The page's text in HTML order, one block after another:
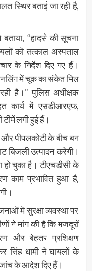
स्थिर बताई जा रही है,
बताया, “हादसे की सूचना
को तत्काल अस्पताल
के निर्देश दिए गए हैं।
में चूक का संकेत मिल
है।” पुलिस अधीक्षक
कार्य में एसडीआरएफ,
लगी हुई हैं।
पीपलकोटी के बीच बन
बिजली उत्पादन करेगी।
हो चुका है। टीएचडीसी के
काम प्रभावित हुआ है,
में सुरक्षा व्यवस्था पर
ने मांग की है कि मजदूरों
और बेहतर प्रशिक्षण
सिंह धामी ने घायलों के
के आदेश दिए हैं।